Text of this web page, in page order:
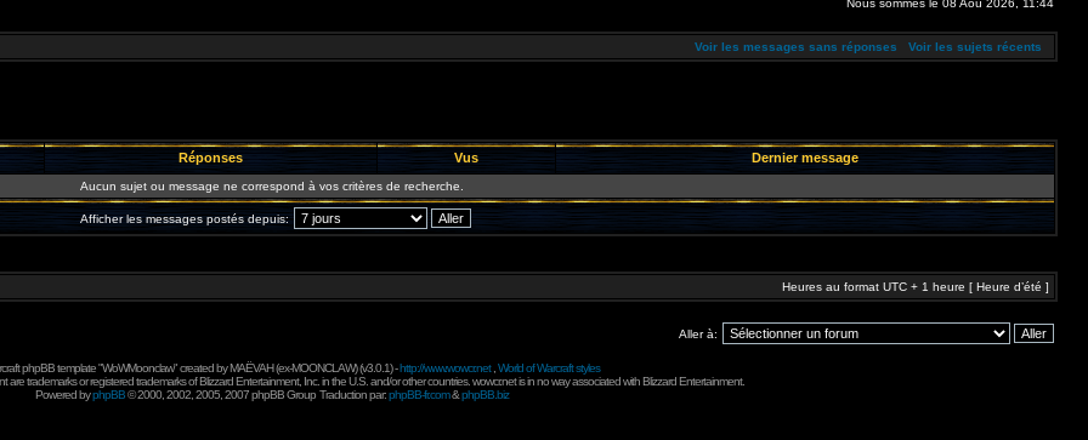
Nous sommes le 08 Aoû 2026, 11:44
Voir les messages sans réponses Voir les sujets récents
Réponses Vus Dernier message
Aucun sujet ou message ne correspond à vos critères de recherche.
Afficher les messages postés depuis:
Heures au format UTC + 1 heure [ Heure d’été ]
Aller à:
phpBB template "WoWMoonclaw" created byMAËVAH(ex-MOONCLAW) (v3.0.1) -http://www.wowcr.net, World of Warcraft styles
are trademarks or registered trademarks of Blizzard Entertainment, Inc. in the U.S. and/or other countries. wowcr.net is in no way associated with Blizzard Entertainment.
Powered byphpBB© 2000, 2002, 2005, 2007 phpBB Group Traduction par:phpBB-fr.com&phpBB.biz